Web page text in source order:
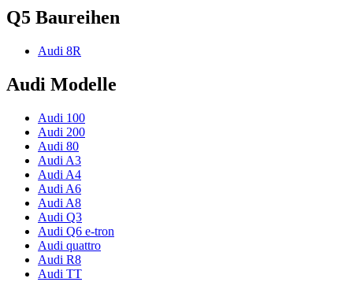
Q5 Baureihen
Audi 8R
Audi Modelle
Audi 100
Audi 200
Audi 80
Audi A3
Audi A4
Audi A6
Audi A8
Audi Q3
Audi Q6 e-tron
Audi quattro
Audi R8
Audi TT